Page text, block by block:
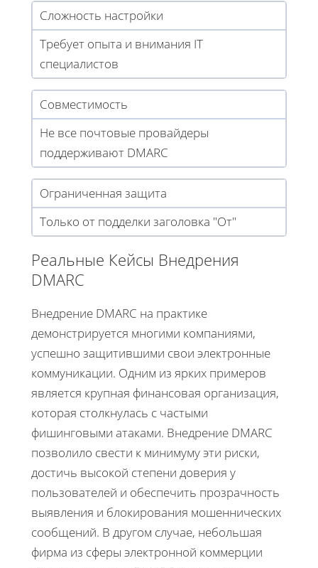
Сложность настройки
Требует опыта и внимания IT
специалистов
Совместимость
Не все почтовые провайдеры
поддерживают DMARC
Ограниченная защита
Только от подделки заголовка "От"
Реальные Кейсы Внедрения
DMARC
Внедрение DMARC на практике
демонстрируется многими компаниями,
успешно защитившими свои электронные
коммуникации. Одним из ярких примеров
является крупная финансовая организация,
которая столкнулась с частыми
фишинговыми атаками. Внедрение DMARC
позволило свести к минимуму эти риски,
достичь высокой степени доверия у
пользователей и обеспечить прозрачность
выявления и блокирования мошеннических
сообщений. В другом случае, небольшая
фирма из сферы электронной коммерции